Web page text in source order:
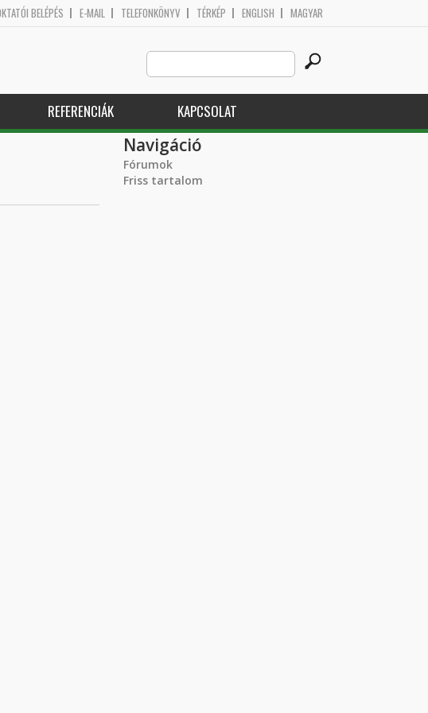
BELÉPÉS E-MAIL TELEFONKÖNYV TÉRKÉP ENGLISH MAGYAR
Search
this
site
REFERENCIÁK KAPCSOLAT
Navigáció
Fórumok
Friss tartalom